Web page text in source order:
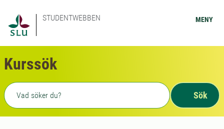
STUDENTWEBBEN MENY
Kurssök
Fritext sökning
Sök